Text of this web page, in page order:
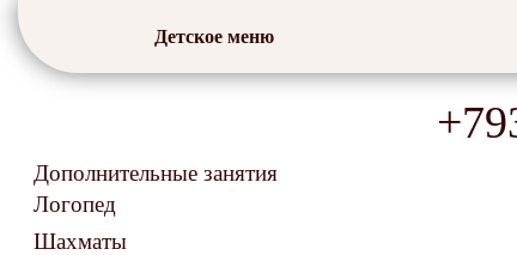
Детское меню
Дополнительные занятия
Логопед
Шахматы